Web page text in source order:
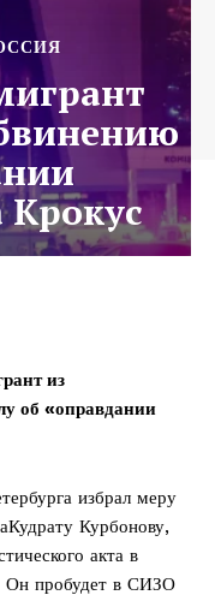
из
об «оправдании
избрал меру
Курбонову,
акта в
Он пробудет в СИЗО